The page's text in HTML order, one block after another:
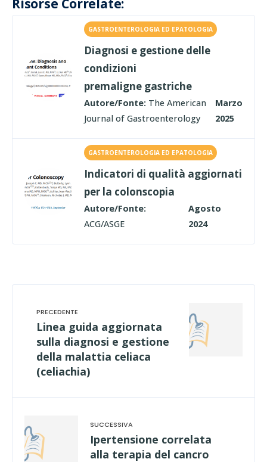
GASTROENTEROLOGIA ED EPATOLOGIA
Diagnosi e gestione delle
condizioni
premaligne gastriche
Autore/Fonte: The American
Journal of Gastroenterology
Marzo
2025
GASTROENTEROLOGIA ED EPATOLOGIA
Indicatori di qualità aggiornati
per la colonscopia
Autore/Fonte:
ACG/ASGE
Agosto
2024
Linea guida aggiornata
sulla diagnosi e gestione
della malattia celiaca
(celiachia)
Ipertensione correlata
alla terapia del cancro